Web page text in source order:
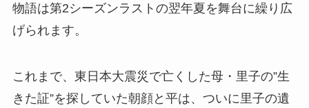
物語は第2シーズンラストの翌年夏を舞台に繰り広
げられます。
これまで、東日本大震災で亡くした母・里子の”生
きた証”を探していた朝顔と平は、ついに里子の遺